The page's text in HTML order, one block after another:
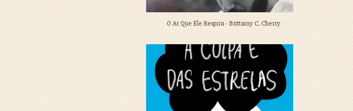
O Ar Que Ele Respira - Brittainy C. Cherry